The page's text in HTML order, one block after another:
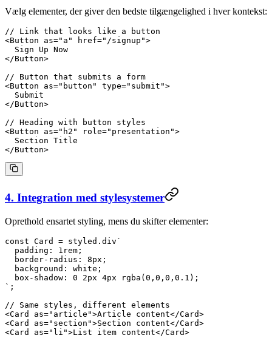
Vælg elementer, der giver den bedste tilgængelighed i hver kontekst:
// Link that looks like a button
<Button as="a" href="/signup">
  Sign Up Now
</Button>
// Button that submits a form
<Button as="button" type="submit">
  Submit
</Button>
// Heading with button styles
<Button as="h2" role="presentation">
  Section Title
</Button>
4. Integration med stylesystemer
Oprethold ensartet styling, mens du skifter elementer:
const Card = styled. div `
  padding: 1rem;
  border-radius: 8px;
  background: white;
  box-shadow: 0 2px 4px rgba(0,0,0,0.1);
` ;
// Same styles, different elements
<Card as="article">Article content</Card>
<Card as="section">Section content</Card>
<Card as="li">List item content</Card>